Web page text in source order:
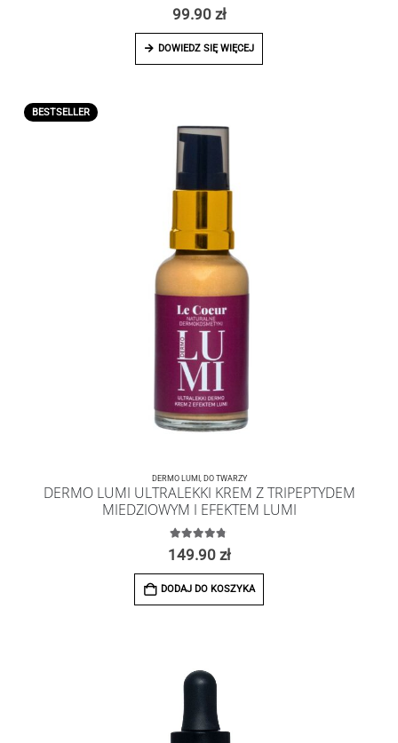
5.00 z 5
99.90 zł
DOWIEDZ SIĘ WIĘCEJ
BESTSELLER
DERMO LUMI, DO TWARZY
DERMO LUMI ULTRALEKKI KREM Z TRIPEPTYDEM
MIEDZIOWYM I EFEKTEM LUMI
4.73z 5
149.90 zł
DODAJ DO KOSZYKA